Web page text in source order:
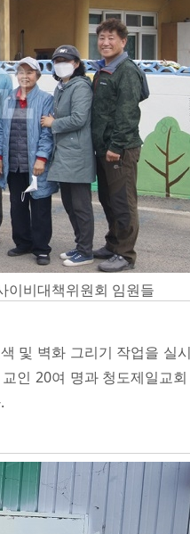
이비대책위원회 임원들
및 벽화 그리기 작업을 실
인 20여 명과 청도제일교